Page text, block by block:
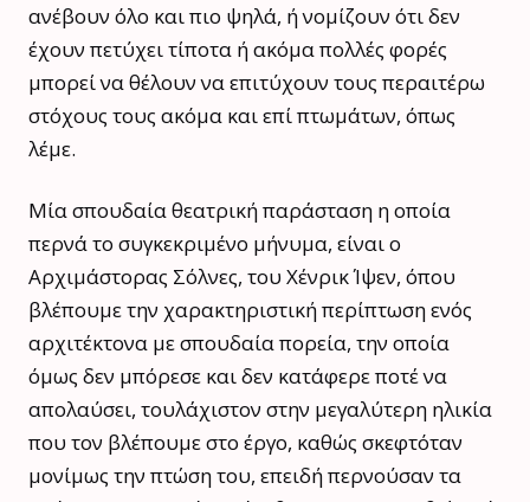
ανέβουν όλο και πιο ψηλά, ή νομίζουν ότι δεν
έχουν πετύχει τίποτα ή ακόμα πολλές φορές
μπορεί να θέλουν να επιτύχουν τους περαιτέρω
στόχους τους ακόμα και επί πτωμάτων, όπως
λέμε.
Μία σπουδαία θεατρική παράσταση η οποία
περνά το συγκεκριμένο μήνυμα, είναι ο
Αρχιμάστορας Σόλνες, του Χένρικ Ίψεν, όπου
βλέπουμε την χαρακτηριστική περίπτωση ενός
αρχιτέκτονα με σπουδαία πορεία, την οποία
όμως δεν μπόρεσε και δεν κατάφερε ποτέ να
απολαύσει, τουλάχιστον στην μεγαλύτερη ηλικία
που τον βλέπουμε στο έργο, καθώς σκεφτόταν
μονίμως την πτώση του, επειδή περνούσαν τα